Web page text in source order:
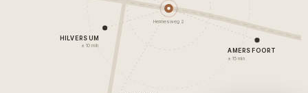
AMERSFOORT
± 15 min
HILVERSUM
± 10 min
Hermesweg 2